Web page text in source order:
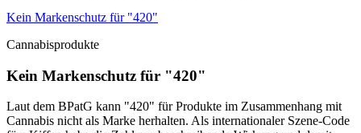
Kein Markenschutz für "420"
Cannabisprodukte
Kein Markenschutz für "420"
Laut dem BPatG kann "420" für Produkte im Zusammenhang mit
Cannabis nicht als Marke herhalten. Als internationaler Szene-Code